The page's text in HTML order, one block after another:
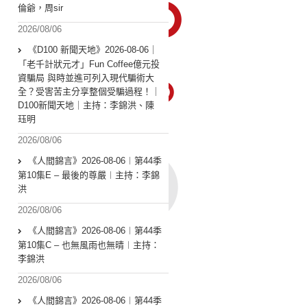
倫爺，周sir
2026/08/06
《D100 新聞天地》2026-08-06｜
「老千計狀元才」Fun Coffee億元投
資騙局 與時並進可列入現代騙術大
全？受害苦主分享整個受騙過程！｜
D100新聞天地｜主持：李錦洪、陳
珏明
2026/08/06
《人間錦言》2026-08-06︱第44季
第10集E – 最後的尊嚴︱主持：李錦
洪
2026/08/06
《人間錦言》2026-08-06︱第44季
第10集C – 也無風雨也無晴︱主持：
李錦洪
2026/08/06
《人間錦言》2026-08-06︱第44季